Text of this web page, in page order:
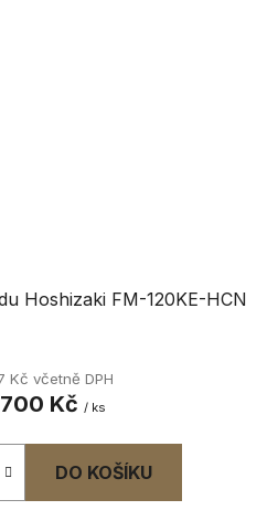
Hoshizaki FM-120KE-HCN
Kč včetně DPH
Kč / ks
DO KOŠÍKU